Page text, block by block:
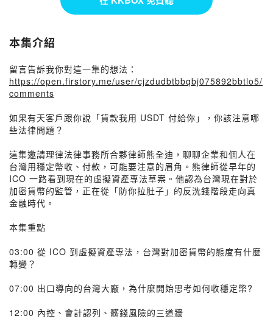
本集介紹
留言告訴我你對這一集的想法：
https://open.firstory.me/user/cjzdudbtbbqbj075892bbtlo5/
comments
如果有天客戶跟你說「貨款我用 USDT 付給你」，你該注意哪
些法律問題？
這集邀請理律法律事務所合夥律師熊全迪，聊聊企業和個人在
台灣用穩定幣收、付款，可能要注意的眉角。熊律師從早年的
ICO 一路看到現在的虛擬資產專法草案。他認為台灣現在對於
加密貨幣的監管，正在從「防你拉肚子」的反洗錢階段走向真
金融時代。
本集重點
03:00 從 ICO 到虛擬資產專法，台灣對加密貨幣的態度有什麼
轉變？
07:00 出口導向的台灣大廠，為什麼開始思考如何收穩定幣?
12:00 內控、會計認列、髒錢風險的三道牆